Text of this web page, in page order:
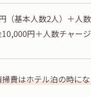
（基本人数2人）＋人
円＋人数チャー
費はホテル泊の時に